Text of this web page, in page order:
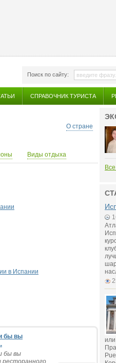
Поиск по сайту:
СПРАВОЧНИК ТУРИСТА
О стране
Виды отдыха
в Испании
бы вы
бы вы